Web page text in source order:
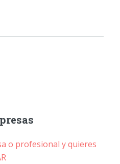
o profesional y quieres